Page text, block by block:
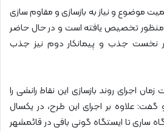
موضوع و نیاز به بازسازی و مقاوم سازی
منظور تخصیص یافته است و در حال حاضر
نخست جذب و پیمانکار دوم نیز جذب
اجرای روند بازسازی این نقاط رانشی را
گفت:‌ علاوه بر اجرای این طرح، ‌در یکسال
ساری تا ایستگاه گونی بافی در قائمشهر